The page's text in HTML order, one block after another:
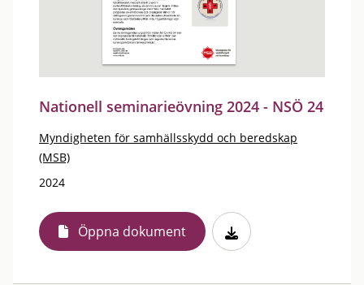
Nationell seminarieövning 2024 - NSÖ 24
Myndigheten för samhällsskydd och beredskap
(MSB)
2024
Öppna dokument